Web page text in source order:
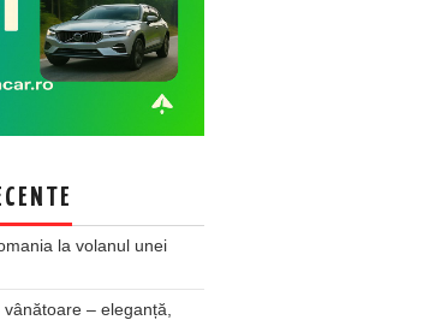
la volanul unei
– eleganță,